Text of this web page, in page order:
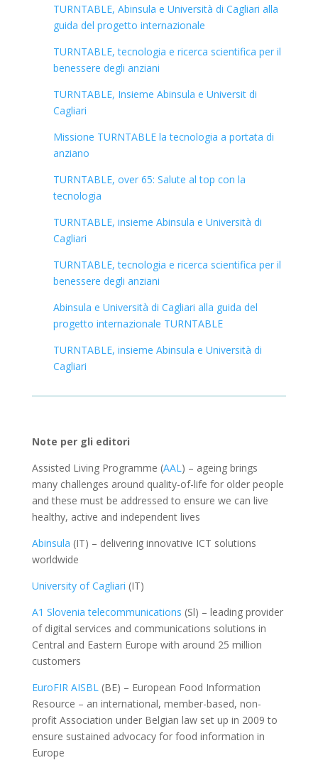
TURNTABLE, Abinsula e Università di Cagliari alla
guida del progetto internazionale
TURNTABLE, tecnologia e ricerca scientifica per il
benessere degli anziani
TURNTABLE, Insieme Abinsula e Universit di
Cagliari
Missione TURNTABLEla tecnologia a portata di
anziano
TURNTABLE, over 65: Salute al top con la
tecnologia
TURNTABLE, insieme Abinsula e Università di
Cagliari
TURNTABLE, tecnologia e ricerca scientifica per il
benessere degli anziani
Abinsula e Università di Cagliari alla guida del
progetto internazionale TURNTABLE
TURNTABLE, insieme Abinsula e Università di
Cagliari
Note per gli editori
Assisted Living Programme (AAL ) – ageing brings
many challenges around quality-of-life for older people
and these must be addressed to ensure we can live
healthy, active and independent lives
Abinsula (IT) – delivering innovative ICT solutions
worldwide
University of Cagliari (IT)
A1 Slovenia telecommunications (Sl) – leading provider
of digital services and communications solutions in
Central and Eastern Europe with around 25 million
customers
EuroFIR AISBL (BE) – European Food Information
Resource – an international, member-based, non-
profit Association under Belgian law set up in 2009 to
ensure sustained advocacy for food information in
Europe